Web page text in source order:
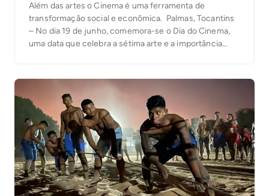
Além das artes o Cinema é uma ferramenta de
transformação social e econômica. Palmas, Tocantins
– No dia 19 de junho, comemora-se o Dia do Cinema,
uma data que celebra a sétima arte e a importância
Cerrado, cineasta paranaense […]